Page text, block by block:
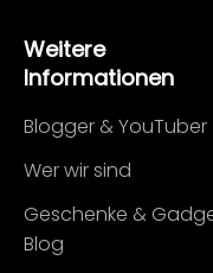
Weitere
Informationen
Blogger & YouTuber
Wer wir sind
Geschenke &
Blog